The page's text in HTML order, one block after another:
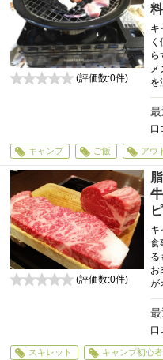
キ
ら
メ
を
口
(評価数:0件)
キャンプ ご飯 アウ
ピ
キ
食
る
お
が
口
(評価数:0件)
スキレット キャンプ初心者